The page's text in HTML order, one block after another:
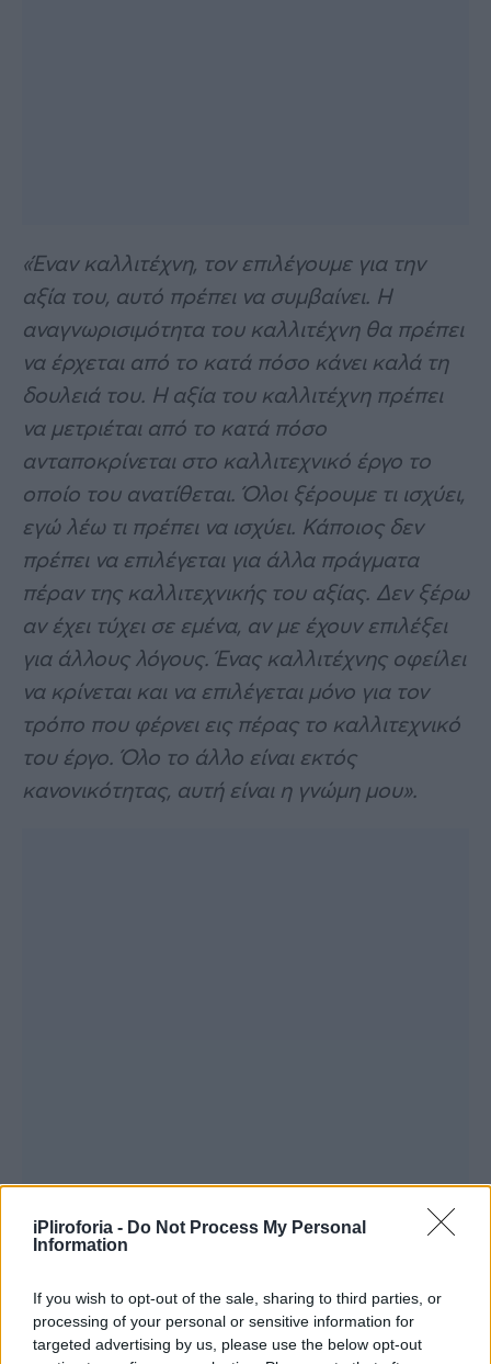
iPliroforia - Do Not Process My Personal
Information
If you wish to opt-out of the sale, sharing to third parties, or
processing of your personal or sensitive information for
targeted advertising by us, please use the below opt-out
«Έναν καλλιτέχνη, τον επιλέγουμε για την
αξία του, αυτό πρέπει να συμβαίνει. Η
αναγνωρισιμότητα του καλλιτέχνη θα πρέπει
να έρχεται από το κατά πόσο κάνει καλά τη
δουλειά του. Η αξία του καλλιτέχνη πρέπει
να μετριέται από το κατά πόσο
ανταποκρίνεται στο καλλιτεχνικό έργο το
οποίο του ανατίθεται. Όλοι ξέρουμε τι ισχύει,
εγώ λέω τι πρέπει να ισχύει. Κάποιος δεν
πρέπει να επιλέγεται για άλλα πράγματα
πέραν της καλλιτεχνικής του αξίας. Δεν ξέρω
αν έχει τύχει σε εμένα, αν με έχουν επιλέξει
για άλλους λόγους. Ένας καλλιτέχνης οφείλει
να κρίνεται και να επιλέγεται μόνο για τον
τρόπο που φέρνει εις πέρας το καλλιτεχνικό
του έργο. Όλο το άλλο είναι εκτός
κανονικότητας, αυτή είναι η γνώμη μου».